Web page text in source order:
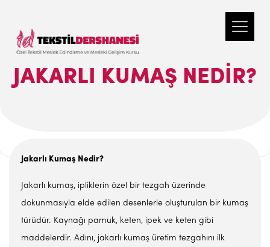
JAKARLI KUMAŞ NEDIR?
Jakarlı Kumaş Nedir?
Jakarlı kumaş, ipliklerin özel bir tezgah üzerinde
dokunmasıyla elde edilen desenlerle oluşturulan bir kumaş
türüdür. Kaynağı pamuk, keten, ipek ve keten gibi
maddelerdir. Adını, jakarlı kumaş üretim tezgahını ilk